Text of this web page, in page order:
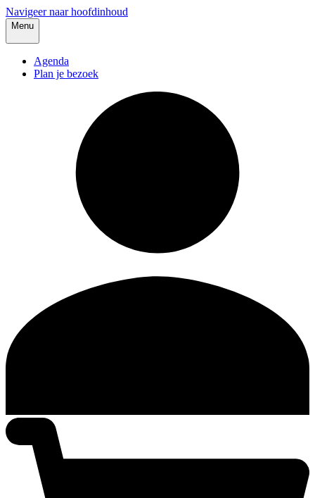
Navigeer naar hoofdinhoud
Menu
Agenda
Plan je bezoek